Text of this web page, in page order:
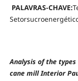
PALAVRAS-CHAVE:
Analysis of the
cane mill Interior